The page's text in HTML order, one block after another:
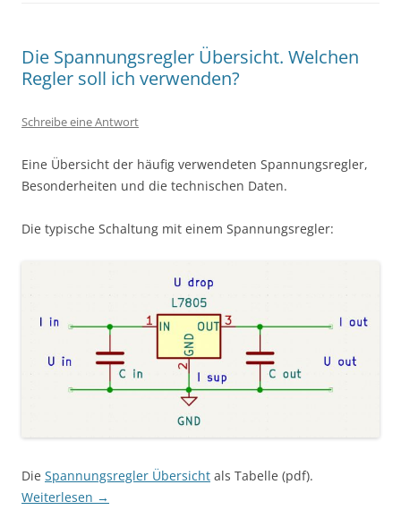
Die Spannungsregler Übersicht. Welchen
Regler soll ich verwenden?
Schreibe eine Antwort
Eine Übersicht der häufig verwendeten Spannungsregler,
Besonderheiten und die technischen Daten.
Die typische Schaltung mit einem Spannungsregler:
Die Spannungsregler Übersicht als Tabelle (pdf).
Weiterlesen →